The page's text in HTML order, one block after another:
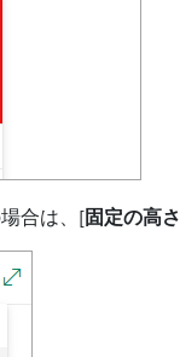
合は、[固定の高さ